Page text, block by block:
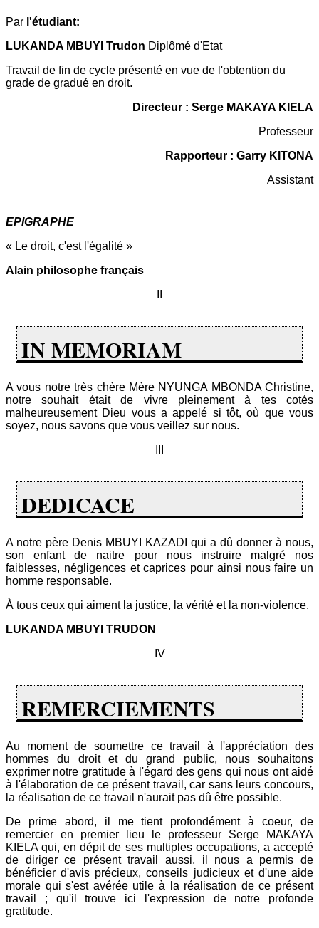
Par l'étudiant:
LUKANDA MBUYI Trudon Diplômé d'Etat
Travail de fin de cycle présenté en vue de l'obtention du
grade de gradué en droit.
Directeur : Serge MAKAYA KIELA
Professeur
Rapporteur : Garry KITONA
Assistant
EPIGRAPHE
« Le droit, c'est l'égalité »
Alain philosophe français
IN MEMORIAM
A vous notre très chère Mère NYUNGA MBONDA Christine,
notre souhait était de vivre pleinement à tes cotés
malheureusement Dieu vous a appelé si tôt, où que vous
soyez, nous savons que vous veillez sur nous.
DEDICACE
A notre père Denis MBUYI KAZADI qui a dû donner à nous,
son enfant de naitre pour nous instruire malgré nos
faiblesses, négligences et caprices pour ainsi nous faire un
homme responsable.
À tous ceux qui aiment la justice, la vérité et la non-violence.
LUKANDA MBUYI TRUDON
IV
REMERCIEMENTS
Au moment de soumettre ce travail à l'appréciation des
hommes du droit et du grand public, nous souhaitons
exprimer notre gratitude à l'égard des gens qui nous ont aidé
à l'élaboration de ce présent travail, car sans leurs concours,
la réalisation de ce travail n'aurait pas dû être possible.
De prime abord, il me tient profondément à coeur, de
remercier en premier lieu le professeur Serge MAKAYA
KIELA qui, en dépit de ses multiples occupations, a accepté
de diriger ce présent travail aussi, il nous a permis de
bénéficier d'avis précieux, conseils judicieux et d'une aide
morale qui s'est avérée utile à la réalisation de ce présent
travail ; qu'il trouve ici l'expression de notre profonde
gratitude.